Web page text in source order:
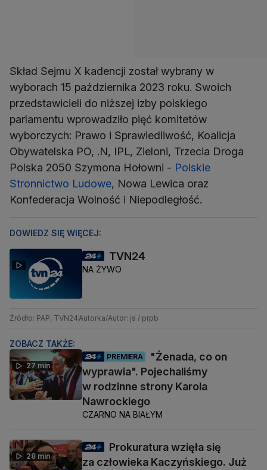
Skład Sejmu X kadencji został wybrany w
wyborach 15 października 2023 roku. Swoich
przedstawicieli do niższej izby polskiego
parlamentu wprowadziło pięć komitetów
wyborczych: Prawo i Sprawiedliwość, Koalicja
Obywatelska PO, .N, IPL, Zieloni, Trzecia Droga
Polska 2050 Szymona Hołowni - Polskie
Stronnictwo Ludowe, Nowa Lewica oraz
Konfederacja Wolność i Niepodległość.
DOWIEDZ SIĘ WIĘCEJ:
TVN24
NA ŻYWO
Źródło: PAP, TVN24Autorka/Autor: js / prpb
ZOBACZ TAKŻE:
27 min
PREMIERA
"Żenada, co on
wyprawia". Pojechaliśmy
w rodzinne strony Karola
Nawrockiego
CZARNO NA BIAŁYM
28 min
Prokuratura wzięła się
za człowieka Kaczyńskiego. Już